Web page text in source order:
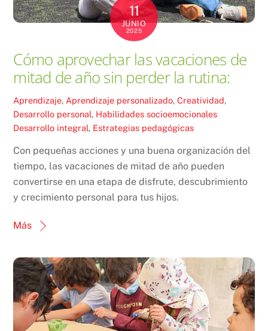
11
JUNIO
2025
Cómo aprovechar las vacaciones de
mitad de año sin perder la rutina:
Aprendizaje, Aprendizaje personalizado,Creatividad,
Desarrollo personal, Habilidades socioemocionales
Desarrollo integral, Estrategias pedagógicas
Con pequeñas acciones y una buena organización del
tiempo, las vacaciones de mitad de año pueden
convertirse en una etapa de disfrute, descubrimiento
y crecimiento personal para tus hijos.
Más